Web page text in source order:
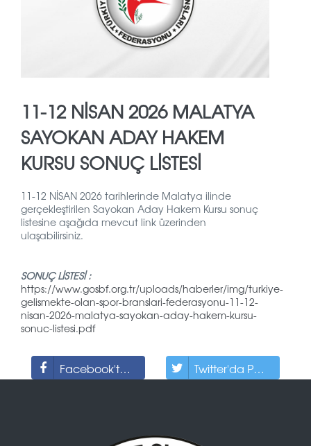
11-12 NİSAN 2026 MALATYA
SAYOKAN ADAY HAKEM
KURSU SONUÇ LİSTESİ
11-12 NİSAN 2026 tarihlerinde Malatya ilinde
gerçekleştirilen Sayokan Aday Hakem Kursu sonuç
listesine aşağıda mevcut link üzerinden
ulaşabilirsiniz.
SONUÇ LİSTESİ :
https://www.gosbf.org.tr/uploads/haberler/img/turkiye-
gelismekte-olan-spor-branslari-federasyonu-11-12-
nisan-2026-malatya-sayokan-aday-hakem-kursu-
sonuc-listesi.pdf
Facebook'ta Paylaş Twitter'da Paylaş